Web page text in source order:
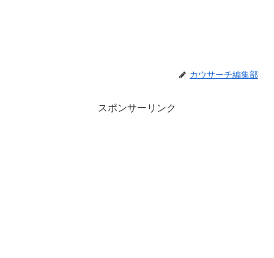
カウサーチ編集部
スポンサーリンク